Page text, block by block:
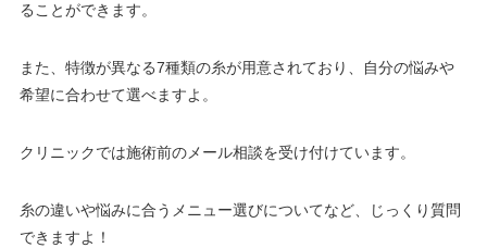
ることができます。
また、特徴が異なる7種類の糸が用意されており、自分の悩みや
希望に合わせて選べますよ。
クリニックでは施術前のメール相談を受け付けています。
糸の違いや悩みに合うメニュー選びについてなど、じっくり質問
できますよ！